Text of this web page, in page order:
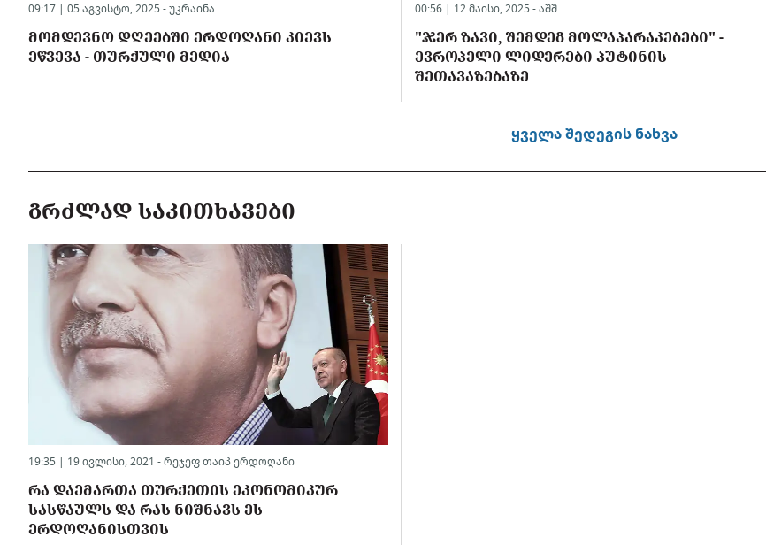
09:17 | 05 აგვისტო, 2025 - უკრაინა
ᲛᲝᲛᲓᲔᲕᲜᲝ ᲓᲦᲔᲔᲑᲨᲘ ᲔᲠᲓᲝᲦᲐᲜᲘ ᲙᲘᲔᲕᲡ
ᲔᲬᲕᲔᲕᲐ - ᲗᲣᲠᲥᲣᲚᲘ ᲛᲔᲓᲘᲐ
00:56 | 12 მაისი, 2025 - აშშ
"ᲯᲔᲠ ᲖᲐᲕᲘ, ᲨᲔᲛᲓᲔᲒ ᲛᲝᲚᲐᲞᲐᲠᲐᲙᲔᲑᲔᲑᲘ" -
ᲔᲕᲠᲝᲞᲔᲚᲘ ᲚᲘᲓᲔᲠᲔᲑᲘ ᲞᲣᲢᲘᲜᲘᲡ
ᲨᲔᲗᲐᲕᲐᲖᲔᲑᲐᲖᲔ
ყველა შედეგის ნახვა
ᲒᲠᲫᲚᲐᲓ ᲡᲐᲙᲘᲗᲮᲐᲕᲔᲑᲘ
19:35 | 19 ივლისი, 2021 - რეჯეფ თაიპ ერდოღანი
ᲠᲐ ᲓᲐᲔᲛᲐᲠᲗᲐ ᲗᲣᲠᲥᲔᲗᲘᲡ ᲔᲙᲝᲜᲝᲛᲘᲙᲣᲠ
ᲡᲐᲡᲬᲐᲣᲚᲡ ᲓᲐ ᲠᲐᲡ ᲜᲘᲨᲜᲐᲕᲡ ᲔᲡ
ᲔᲠᲓᲝᲦᲐᲜᲘᲡᲗᲕᲘᲡ